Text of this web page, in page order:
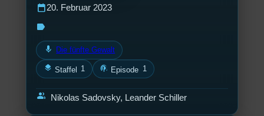
calendar_today20. Februar 2023
label
mic Die fünfte Gewalt
layers Staffel 1 podcasts Episode 1
group Nikolas Sadovsky, Leander Schiller